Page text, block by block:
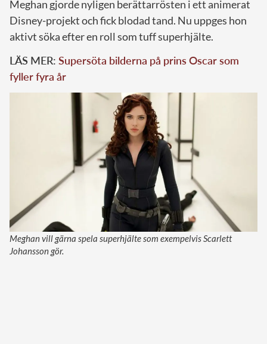
Meghan gjorde nyligen berättarrösten i ett animerat
Disney-projekt och fick blodad tand. Nu uppges hon
aktivt söka efter en roll som tuff superhjälte.
LÄS MER: Supersöta bilderna på prins Oscar som
fyller fyra år
Meghan vill gärna spela superhjälte som exempelvis Scarlett
Johansson gör.